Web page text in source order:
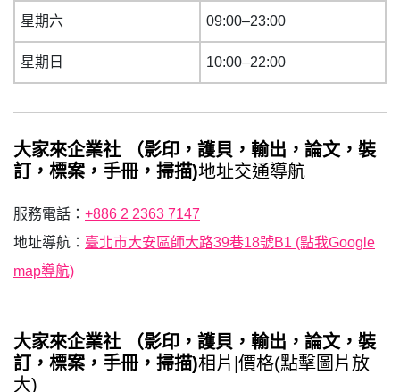
星期六 09:00–23:00
星期日 10:00–22:00
大家來企業社 （影印，護貝，輸出，論文，裝
訂，標案，手冊，掃描)地址交通導航
服務電話： +886 2 2363 7147
地址導航： 臺北市大安區師大路39巷18號B1 (點我Google
map導航)
大家來企業社 （影印，護貝，輸出，論文，裝
訂，標案，手冊，掃描)相片|價格(點擊圖片放
大)